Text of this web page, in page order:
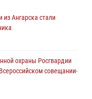
Ангарска стали
охраны Росгвардии
совещании-